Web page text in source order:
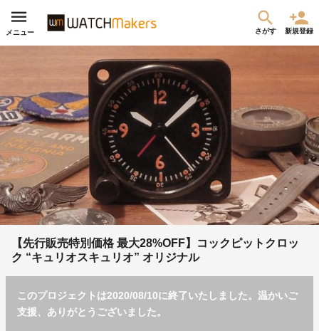
メニュー さがす 新規登録
【先行販売特別価格 最大28%OFF】コックピットクロッ
ク “キュリオスキュリオ” オリジナル
このプロジェクトは2020/08/10に終了いたしました。温かいご
支援、ありがとうございました。